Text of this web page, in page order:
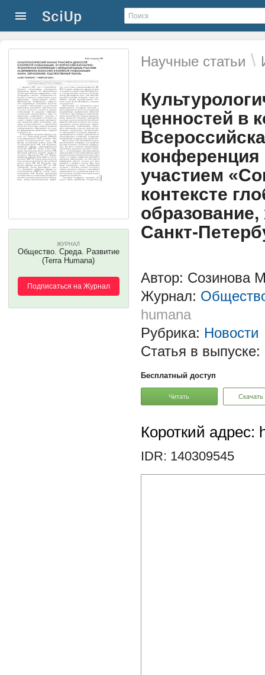
Научные статьи \
ценностей в
участием
контексте
Санкт-
ЖУРНАЛ
Общество. Среда. Развитие
(Terra Humana)
Подписаться на Журнал
Автор: Созинова
Журнал:
humana
Рубрика: Новости
Статья в выпуске:
Бесплатный доступ
Читать Скачать
Короткий адрес:
IDR: 140309545